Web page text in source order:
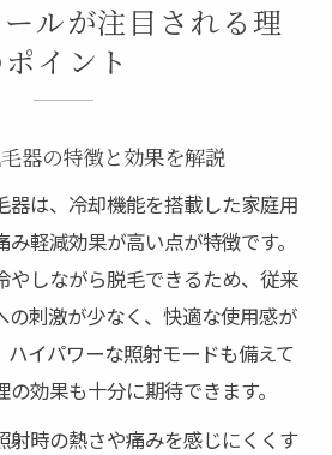
ルが注目される理
イント
器の特徴と効果を解説
器は、冷却機能を搭載した家庭用
軽減効果が高い点が特徴です。
やしながら脱毛できるため、従来
の刺激が少なく、快適な使用感が
イパワーな照射モードも備えて
効果も十分に期待できます。
射時の熱さや痛みを感じにくくす